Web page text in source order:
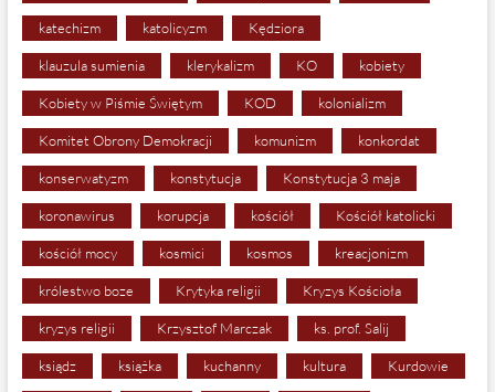
katechizm katolicyzm Kędziora
klauzula sumienia klerykalizm KO kobiety
Kobiety w Piśmie Świętym KOD kolonializm
Komitet Obrony Demokracji komunizm konkordat
konserwatyzm konstytucja Konstytucja 3 maja
koronawirus korupcja kościół Kościół katolicki
kościół mocy kosmici kosmos kreacjonizm
królestwo boze Krytyka religii Kryzys Kościoła
kryzys religii Krzysztof Marczak ks. prof. Salij
ksiądz książka kuchanny kultura Kurdowie